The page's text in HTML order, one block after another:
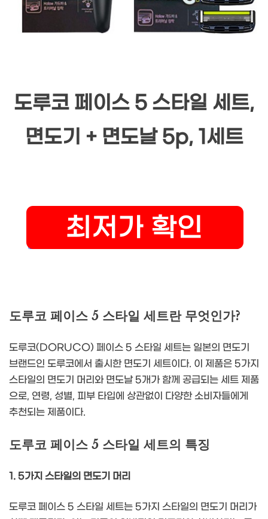
도루코 페이스 5 스타일 세트,
면도기 + 면도날 5p, 1세트
도루코 페이스 5 스타일 세트란 무엇인가?
도루코(DORUCO) 페이스 5 스타일 세트는 일본의 면도기
브랜드인 도루코에서 출시한 면도기 세트이다. 이 제품은 5가지
스타일의 면도기 머리와 면도날 5개가 함께 공급되는 세트 제품
으로, 연령, 성별, 피부 타입에 상관없이 다양한 소비자들에게
추천되는 제품이다.
도루코 페이스 5 스타일 세트의 특징
1. 5가지 스타일의 면도기 머리
도루코 페이스 5 스타일 세트는 5가지 스타일의 면도기 머리가